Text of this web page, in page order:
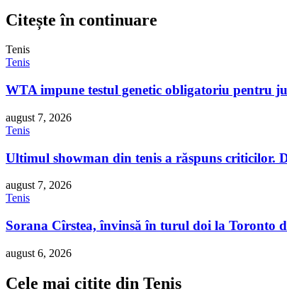
Citește în continuare
Tenis
Tenis
WTA impune testul genetic obligatoriu pentru
august 7, 2026
Tenis
Ultimul showman din tenis a răspuns criticilor.
august 7, 2026
Tenis
Sorana Cîrstea, învinsă în turul doi la Toronto
august 6, 2026
Cele mai citite din Tenis